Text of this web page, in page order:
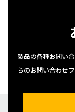
製品の各種お問い
らのお問い合わせ